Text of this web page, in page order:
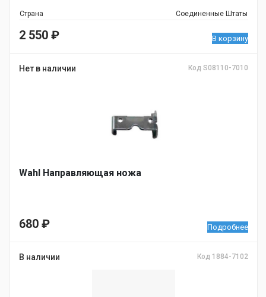
Страна Соединенные Штаты
2 550 ₽ В корзину
Нет в наличии Код S08110-7010
Wahl Направляющая ножа
680 ₽ Подробнее
В наличии Код 1884-7102